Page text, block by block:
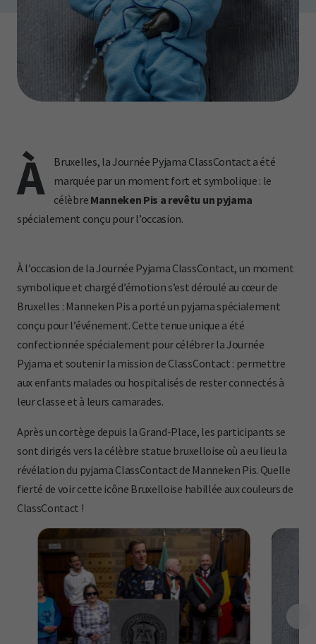
À
Bruxelles, la Journée Pyjama ClassContact a été
marquée par un moment fort et symbolique : le
célèbre Manneken Pis a revêtu un pyjama
spécialement conçu pour l’occasion.
À l’occasion de la Journée Pyjama ClassContact, un moment
symbolique et chargé d’émotion s’est déroulé au cœur de
Bruxelles : Manneken Pis a porté un pyjama spécialement
conçu pour l’événement. Cette tenue unique a été
confectionnée spécialement pour célébrer la Journée
Pyjama et soutenir la mission de ClassContact : permettre
aux enfants malades ou hospitalisés de rester connectés à
leur classe et à leurs camarades.
Après un cortège depuis la Grand-Place, les participants se
sont dirigés vers la célèbre statue bruxelloise où a eu lieu la
révélation du pyjama ClassContact de Manneken Pis. Quelle
fierté de voir cette icône Bruxelloise habillée aux couleurs de
ClassContact !